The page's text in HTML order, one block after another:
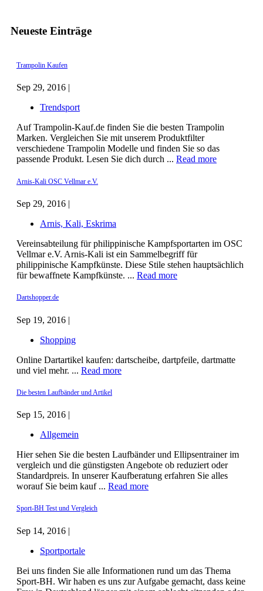
Neueste Einträge
Trampolin Kaufen
Sep 29, 2016 |
Trendsport
Auf Trampolin-Kauf.de finden Sie die besten Trampolin
Marken. Vergleichen Sie mit unserem Produktfilter
verschiedene Trampolin Modelle und finden Sie so das
passende Produkt. Lesen Sie dich durch ... Read more
Arnis-Kali OSC Vellmar e.V.
Sep 29, 2016 |
Arnis, Kali, Eskrima
Vereinsabteilung für philippinische Kampfsportarten im OSC
Vellmar e.V. Arnis-Kali ist ein Sammelbegriff für
philippinische Kampfkünste. Diese Stile stehen hauptsächlich
für bewaffnete Kampfkünste. ... Read more
Dartshopper.de
Sep 19, 2016 |
Shopping
Online Dartartikel kaufen: dartscheibe, dartpfeile, dartmatte
und viel mehr. ... Read more
Die besten Laufbänder und Artikel
Sep 15, 2016 |
Allgemein
Hier sehen Sie die besten Laufbänder und Ellipsentrainer im
vergleich und die günstigsten Angebote ob reduziert oder
Standardpreis. In unserer Kaufberatung erfahren Sie alles
worauf Sie beim kauf ... Read more
Sport-BH Test und Vergleich
Sep 14, 2016 |
Sportportale
Bei uns finden Sie alle Informationen rund um das Thema
Sport-BH. Wir haben es uns zur Aufgabe gemacht, dass keine